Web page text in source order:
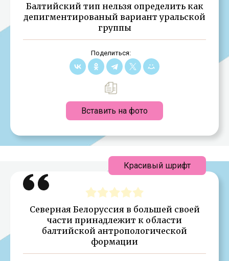
Балтийский тип нельзя определить как
депигментированый вариант уральской
группы
Поделиться:
Вставить на фото
Северная Белоруссия в большей своей
части принадлежит к области
балтийской антропологической
формации
Красивый шрифт